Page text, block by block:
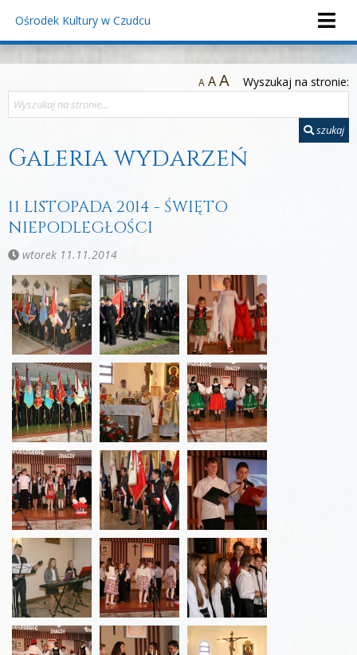
Ośrodek Kultury w Czudcu
A AA Wyszukaj na stronie:
szukaj
Galeria wydarzeń
11 LISTOPADA 2014 - ŚWIĘTO
NIEPODLEGŁOŚCI
wtorek 11.11.2014